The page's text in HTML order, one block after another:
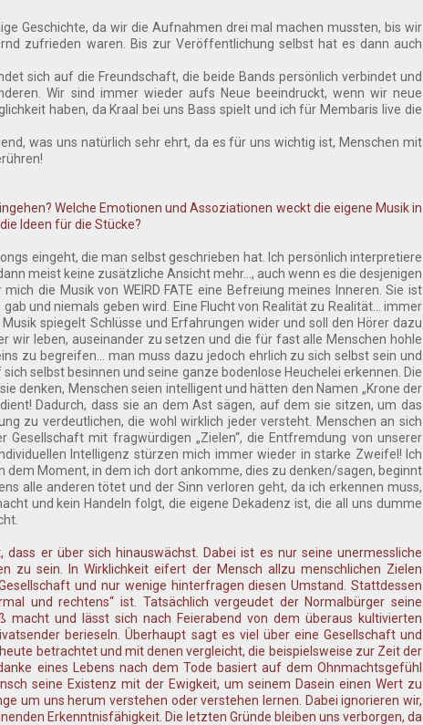
Geschichte, da wir die Aufnahmen drei mal machen mussten, bis wir
zufrieden waren. Bis zur Veröffentlichung selbst hat es dann auch
sich auf die Freundschaft, die beide Bands persönlich verbindet und
Wir sind immer wieder aufs Neue beeindruckt, wenn wir neue
haben, da Kraal bei uns Bass spielt und ich für Membaris live die
was uns natürlich sehr ehrt, da es für uns wichtig ist, Menschen mit
Welche Emotionen und Assoziationen weckt die eigene Musik in
Ideen für die Stücke?
eingeht, die man selbst geschrieben hat. Ich persönlich interpretiere
meist keine zusätzliche Ansicht mehr..., auch wenn es die desjenigen
die Musik von WEIRD FATE eine Befreiung meines Inneren. Sie ist
und niemals geben wird. Eine Flucht von Realität zu Realität... immer
spiegelt Schlüsse und Erfahrungen wider und soll den Hörer dazu
wir leben, auseinander zu setzen und die für fast alle Menschen hohle
zu begreifen... man muss dazu jedoch ehrlich zu sich selbst sein und
selbst besinnen und seine ganze bodenlose Heuchelei erkennen. Die
denken, Menschen seien intelligent und hätten den Namen „Krone der
Dadurch, dass sie an dem Ast sägen, auf dem sie sitzen, um das
zu verdeutlichen, die wohl wirklich jeder versteht. Menschen an sich
mit fragwürdigen „Zielen“, die Entfremdung von unserer
Intelligenz stürzen mich immer wieder in starke Zweifel! Ich
dem Moment, in dem ich dort ankomme, dies zu denken/sagen, beginnt
alle anderen tötet und der Sinn verloren geht, da ich erkennen muss,
und kein Handeln folgt, die eigene Dekadenz ist, die all uns dumme
dass er über sich hinauswächst. Dabei ist es nur seine unermessliche
zu sein. In Wirklichkeit eifert der Mensch allzu menschlichen Zielen
und nur wenige hinterfragen diesen Umstand. Stattdessen
und rechtens“ ist. Tatsächlich vergeudet der Normalbürger seine
macht und lässt sich nach Feierabend von dem überaus kultivierten
berieseln. Überhaupt sagt es viel über eine Gesellschaft und
betrachtet und mit denen vergleicht, die beispielsweise zur Zeit der
eines Lebens nach dem Tode basiert auf dem Ohnmachtsgefühl
seine Existenz mit der Ewigkeit, um seinem Dasein einen Wert zu
um uns herum verstehen oder verstehen lernen. Dabei ignorieren wir,
Erkenntnisfähigkeit. Die letzten Gründe bleiben uns verborgen, da